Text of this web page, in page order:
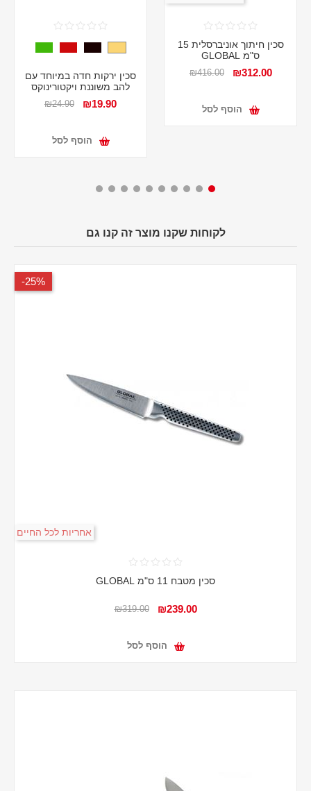
סכין חיתוך אוניברסלית 15
ס"מ GLOBAL
₪312.00
₪416.00
הוסף לסל
סכין ירקות חדה במיוחד עם
להב משוננת ויקטורינוקס
₪19.90
₪24.90
הוסף לסל
לקוחות שקנו מוצר זה קנו גם
25%-
אחריות לכל החיים
סכין מטבח 11 ס"מ GLOBAL
₪239.00
₪319.00
הוסף לסל